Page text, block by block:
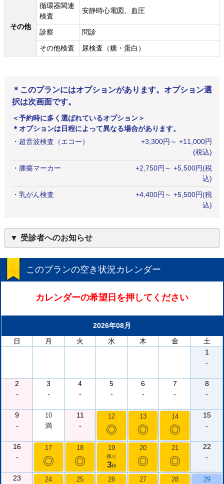
その他
循環器関連
検査
安静時心電図、血圧
診察
問診
その他検査
尿検査（糖・蛋白）
＊このプランにはオプションがあります。オプション選
択は次画面です。
＜予約時に多く選ばれているオプション＞
＊オプションは日程によって異なる場合があります。
・ 超音波検査（エコー） +3,300円 ～ +11,000円
(税込)
・ 腫瘍マーカー +2,750円 ～ +5,500円(税
込)
・ 乳がん検査 +4,400円 ～ +5,500円(税
込)
受診者へのお知らせ
このプランの空き状況カレンダー
カレンダーの希望日を押してください
2026年08月
日
月 火 水 木 金
土
1
-
2
-
3
-
4
-
5
-
6
-
7
-
8
-
9
-
10
満
11
-
12
◎
13
◎
14
◎
15
-
16
-
17
◎
18
◎
19
残り
3枠
20
◎
21
◎
22
-
23
24 25 26 27 28 29